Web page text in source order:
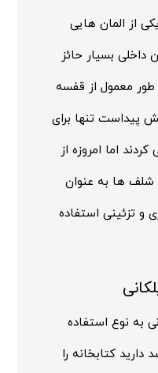
از المان هایی
بسیار حائز
معمول از قفسه
پیداست تنها برای
اما امروزه از
شلف ها به عنوان
و تزئینی استفاده
به نوع استفاده
کتابخانه را